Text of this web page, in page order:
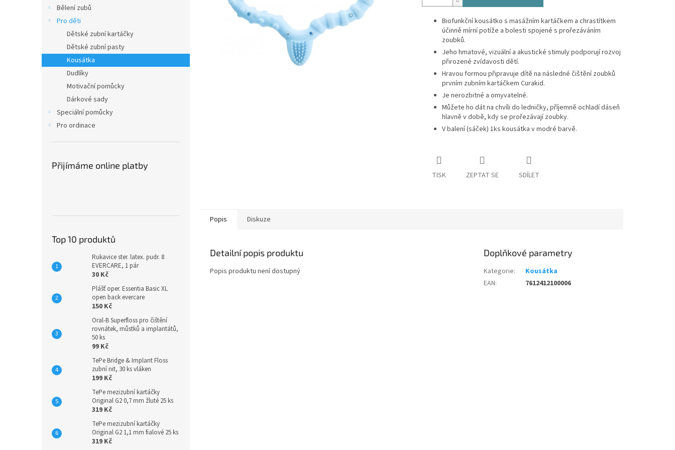
Bělení zubů
Pro děti
Dětské zubní kartáčky
Dětské zubní pasty
Kousátka
Dudlíky
Motivační pomůcky
Dárkové sady
Speciální pomůcky
Pro ordinace
Přijímáme online platby
Top 10 produktů
Rukavice ster. latex. pudr. 8
EVERCARE, 1 pár
30 Kč
Plášť oper. Essentia Basic XL
open back evercare
150 Kč
Oral-B Superfloss pro čištění
rovnátek, můstků a implantátů,
50 ks
99 Kč
TePe Bridge & Implant Floss
zubní nit, 30 ks vláken
199 Kč
TePe mezizubní kartáčky
Original G2 0,7 mm žluté 25 ks
319 Kč
TePe mezizubní kartáčky
Original G2 1,1 mm fialové 25 ks
319 Kč
Biofunkční kousátko s masážním kartáčkem a chrastítkem
účinně mírní potíže a bolesti spojené s prořezáváním
zoubků.
Jeho hmatové, vizuální a akustické stimuly podporují rozvoj
přirozené zvídavosti dětí.
Hravou formou připravuje dítě na následné čištění zoubků
prvním zubním kartáčkem Curakid.
Je nerozbitné a omyvatelné.
Můžete ho dát na chvíli do ledničky, příjemně ochladí dáseň
hlavně v době, kdy se prořezávají zoubky.
V balení (sáček) 1ks kousátka v modré barvě.
TISK ZEPTAT SE SDÍLET
Popis Diskuze
Detailní popis produktu
Popis produktu není dostupný
Doplňkové parametry
Kategorie:
Kousátka
EAN: 7612412100006